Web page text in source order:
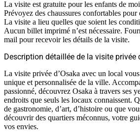
La visite est gratuite pour les enfants de
Prévoyez des chaussures confortables pour
La visite a lieu quelles que soient les
Aucun billet imprimé n’est nécessaire.
mail pour recevoir les détails de la visite.
Description détaillée de la visite privée
La visite privée d’Osaka avec un local
unique et personnalisée de la ville.
passionné, découvrez Osaka à travers ses
endroits que seuls les locaux connaissent.
de gastronomie, d’art, d’histoire ou que
découvrir des quartiers méconnus, votre
vos envies.